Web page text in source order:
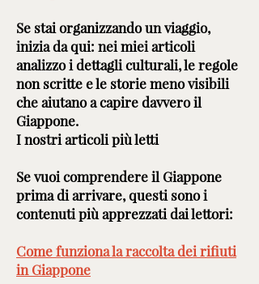
Se stai organizzando un viaggio,
inizia da qui: nei miei articoli
analizzo i dettagli culturali, le regole
non scritte e le storie meno visibili
che aiutano a capire davvero il
Giappone.
I nostri articoli più letti
Se vuoi comprendere il Giappone
prima di arrivare, questi sono i
contenuti più apprezzati dai lettori:
Come funziona la raccolta dei rifiuti
in Giappone